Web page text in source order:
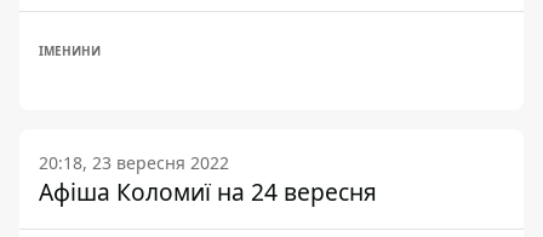
ІМЕНИНИ
20:18, 23 вересня 2022
Афіша Коломиї на 24 вересня